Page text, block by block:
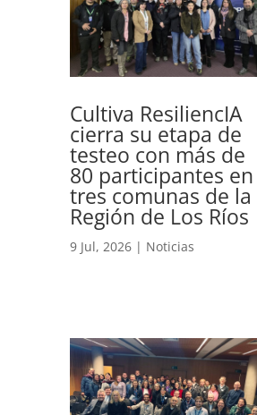
Cultiva ResiliencIA
cierra su etapa de
testeo con más de
80 participantes en
tres comunas de la
Región de Los Ríos
9 Jul, 2026 | Noticias